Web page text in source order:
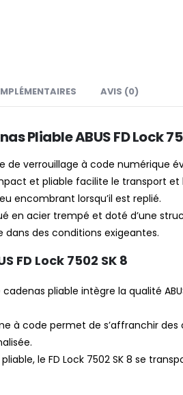
AVIS (0)
Pliable ABUS FD Lock
de verrouillage à code numérique
et pliable facilite le transport
encombrant lorsqu’il est replié.
en acier trempé et doté d’une
des conditions exigeantes.
FD Lock 7502 SK 8
cadenas pliable intègre la qualité
à code permet de s’affranchir
pliable, le FD Lock 7502 SK 8 se